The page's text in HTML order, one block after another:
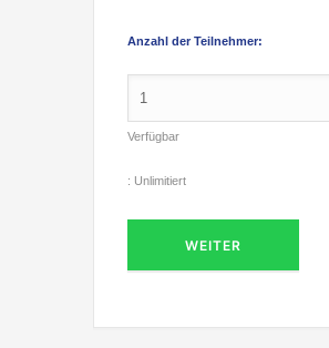
Anzahl der Teilnehmer:
Verfügbar
: Unlimitiert
WEITER